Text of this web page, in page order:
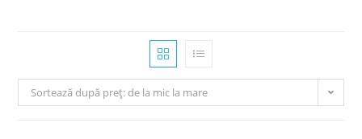
Sortează după preț: de la mic la mare